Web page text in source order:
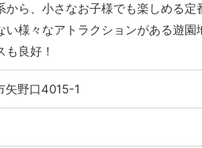
から、小さなお子様でも楽しめる定
い様々なアトラクションがある遊園
良好！
矢野口4015-1